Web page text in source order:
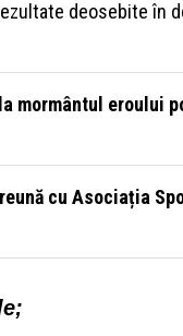
deosebite în
mormântul eroului
cu Asociația